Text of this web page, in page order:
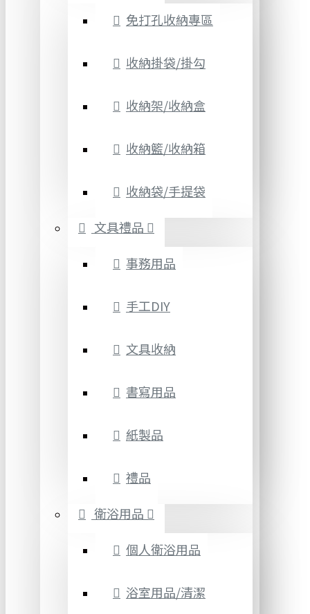
免打孔收納專區
收納掛袋/掛勾
收納架/收納盒
收納籃/收納箱
收納袋/手提袋
文具禮品
事務用品
手工DIY
文具收納
書寫用品
紙製品
禮品
衛浴用品
個人衛浴用品
浴室用品/清潔